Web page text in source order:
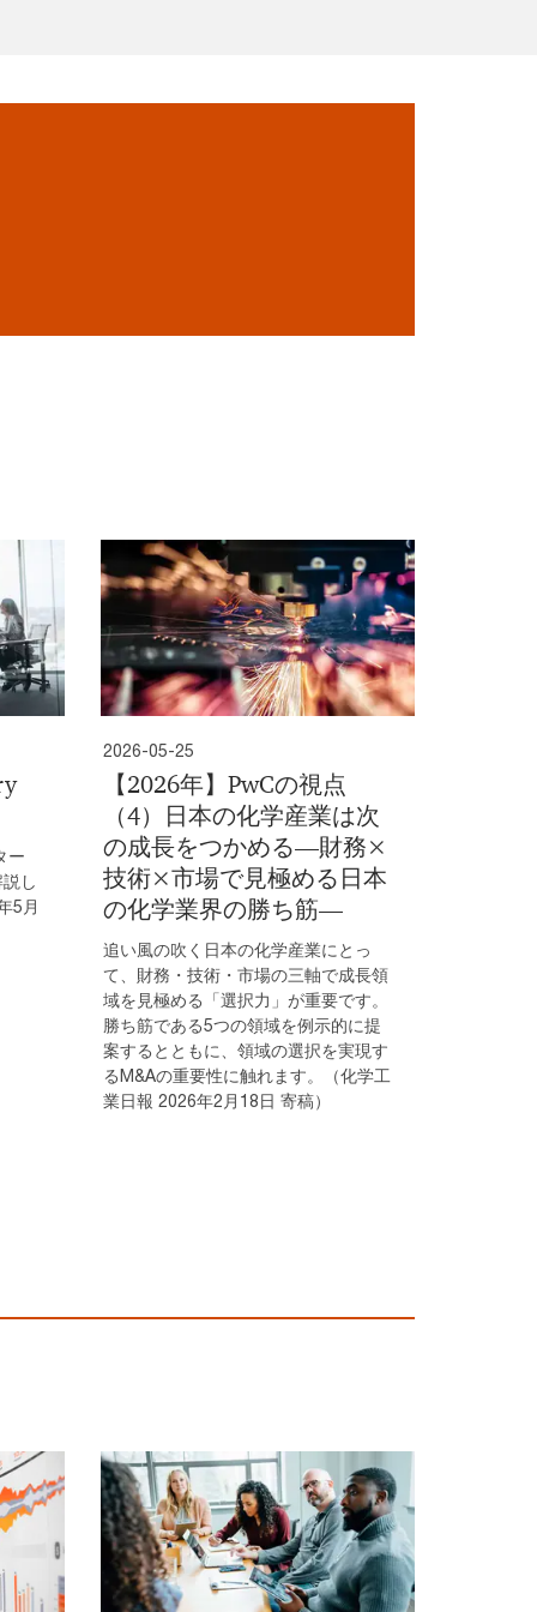
ー
し
5月
2026-05-25
【2026年】PwCの視点
（4）日本の化学産業は次
の成長をつかめる―財務×
技術×市場で見極める日本
の化学業界の勝ち筋―
追い風の吹く日本の化学産業にとっ
て、財務・技術・市場の三軸で成長領
域を見極める「選択力」が重要です。
勝ち筋である5つの領域を例示的に提
案するとともに、領域の選択を実現す
るM&Aの重要性に触れます。（化学工
業日報 2026年2月18日 寄稿）